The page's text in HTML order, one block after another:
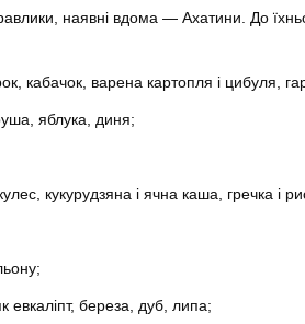
наявні вдома — Ахатини. До
кабачок, варена картопля і цибуля,
яблука, диня;
кукурудзяна і ячна каша, гречка і
евкаліпт, береза, дуб, липа;